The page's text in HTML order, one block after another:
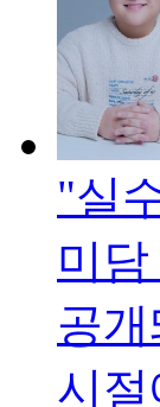
"실
미
공
시